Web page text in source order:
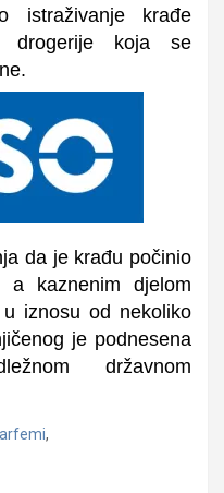
istraživanje krađe
drogerije koja se
da je krađu počinio
a kaznenim djelom
iznosu od nekoliko
je podnesena
državnom
,